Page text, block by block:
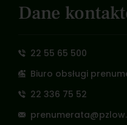
Dane
22 55 65 500
Biuro obsługi
22 336 75 52